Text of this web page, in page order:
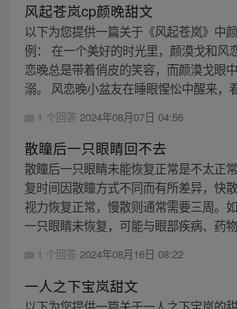
风起苍岚cp颜晚甜文
以下为您提供一篇关于《风起苍岚》中
例： 在一个美好的时光里，颜漠戈和风
恋晚总是带着俏皮的笑容，而颜漠戈眼
溺。 风恋晚小盆友在睡眼惺忪中醒来，
1 个回答 2024年08月07日 04:56
散瞳后一只眼睛回不去
散瞳后一只眼睛未能恢复正常是不太正
复时间因散瞳方式不同而有所差异，快
视力恢复正常，慢散则通常需要三周。
一只眼睛未恢复，可能与眼部疾病、药
1 个回答 2024年08月16日 08:22
一人之下宝岚甜文